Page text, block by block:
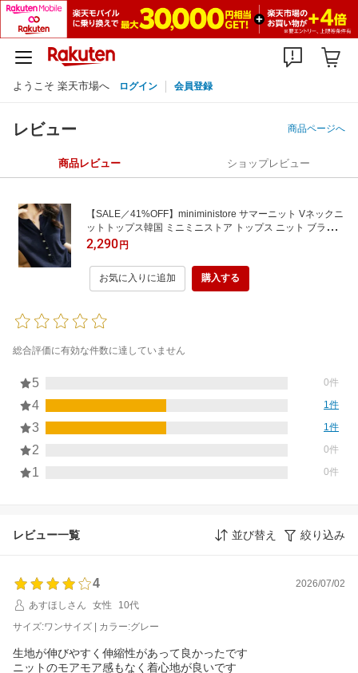
ようこそ 楽天市場へ ログイン 会員登録
レビュー 商品ページへ
商品レビュー ショップレビュー
【SALE／41%OFF】miniministore サマーニット Vネックニ
ットトップス韓国 ミニミニストア トップス ニット ブラック
ネイビー グレー ブラウン ホワイト ピンク
2,290円
お気に入りに追加 購入する
総合評価に有効な件数に達していません
5 0件
4 1件
3 1件
2 0件
1 0件
レビュー一覧 並び替え 絞り込み
4
2026/07/02
あすほしさん
女性
10代
サイズ:ワンサイズ | カラー:グレー
生地が伸びやすく伸縮性があって良かったです
ニットのモアモア感もなく着心地が良いです